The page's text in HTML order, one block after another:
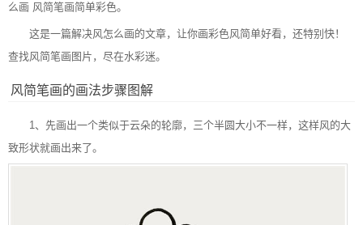
么画 风简笔画简单彩色。
这是一篇解决风怎么画的文章，让你画彩色风简单好看，还特别快！
查找风简笔画图片，尽在水彩迷。
风简笔画的画法步骤图解
1、先画出一个类似于云朵的轮廓，三个半圆大小不一样，这样风的大
致形状就画出来了。